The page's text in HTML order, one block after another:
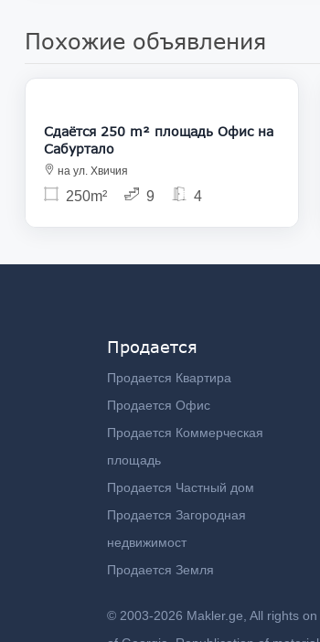
Похожие объявления
2 700
Сдаётся 250 m² площадь Офис на
Сабуртало
на ул. Хвичия
250m² 9 4
Продается
Продается Квартира
Продается Офис
Продается Коммерческая
площадь
Продается Частный дом
Продается Загородная
недвижимост
Продается Земля
© 2003-2026 Makler.ge, All rights